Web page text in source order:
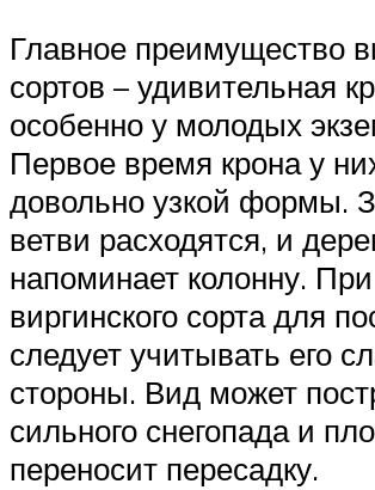
Главное преимущество
сортов – удивительная
особенно у молодых
Первое время крона у
довольно узкой формы.
ветви расходятся, и
напоминает колонну.
виргинского сорта для
следует учитывать его
стороны. Вид может
сильного снегопада и
переносит пересадку.